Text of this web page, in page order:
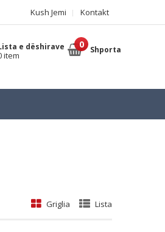
Kush Jemi Kontakt
e dëshirave
item
Shporta
Griglia Lista